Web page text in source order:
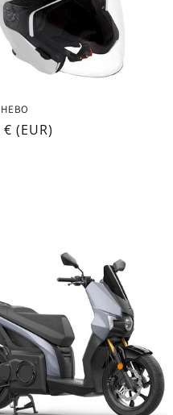
(EUR)